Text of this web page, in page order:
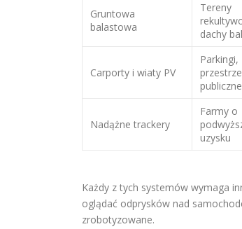
Gruntowa
balastowa
Tereny
dachy
Carporty i wiaty PV
Parkingi,
publiczne
Nadążne trackery
Farmy o
uzysku
Każdy z tych systemów wymaga
oglądać odprysków nad
zrobotyzowane.